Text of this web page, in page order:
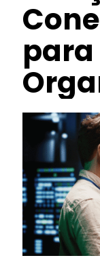
para